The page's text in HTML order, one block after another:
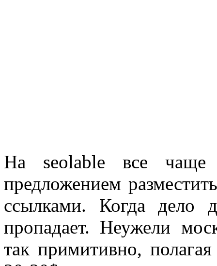
На seolable все чаще
предложением
ссылками. Когда дело
пропадает. Неужели
так примитивно,